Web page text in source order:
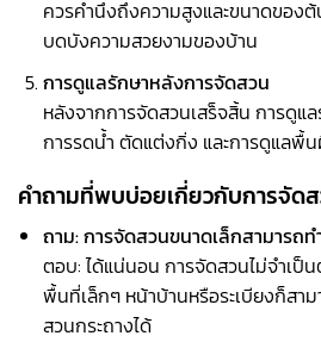
ควรคำนึงถึงความสูงและขนาดของต้
บดบังความสวยงามของบ้าน
การดูแลรักษาหลังการจัดสวน
หลังจากการจัดสวนเสร็จสิ้น การดูแ
การรดน้ำ ตัดแต่งกิ่ง และการดูแลพื้
คำถามที่พบบ่อยเกี่ยวกับการจัด
ถาม: การจัดสวนขนาดเล็กสามารถท
ตอบ: ได้แน่นอน การจัดสวนไม่จำเ
พื้นที่เล็กๆ หน้าบ้านหรือระเบียงก็สา
สวนกระถางได้